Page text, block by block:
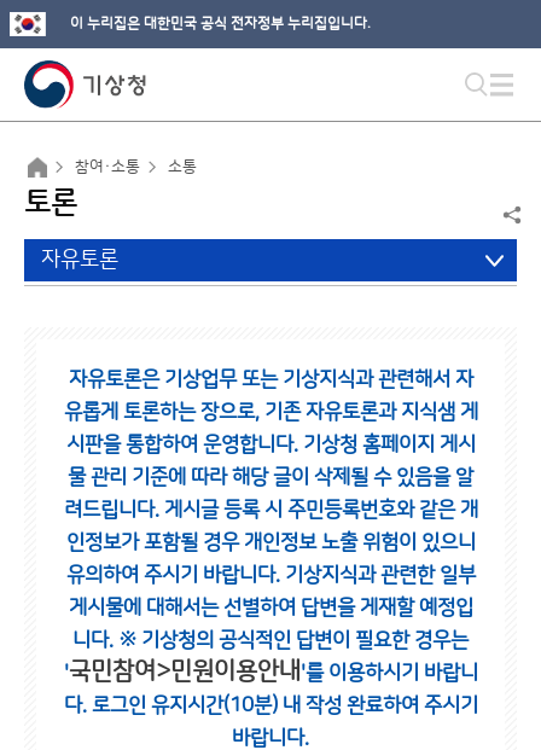
이 누리집은 대한민국 공식 전자정부 누리집입니다.
참여·소통 소통
토론
자유토론
자유토론은 기상업무 또는 기상지식과 관련해서 자
유롭게 토론하는 장으로, 기존 자유토론과 지식샘 게
시판을 통합하여 운영합니다. 기상청 홈페이지 게시
물 관리 기준에 따라 해당 글이 삭제될 수 있음을 알
려드립니다. 게시글 등록 시 주민등록번호와 같은 개
인정보가 포함될 경우 개인정보 노출 위험이 있으니
유의하여 주시기 바랍니다. 기상지식과 관련한 일부
게시물에 대해서는 선별하여 답변을 게재할 예정입
니다. ※ 기상청의 공식적인 답변이 필요한 경우는
'국민참여>민원이용안내 '를 이용하시기 바랍니
다. 로그인 유지시간(10분) 내 작성 완료하여 주시기
바랍니다.